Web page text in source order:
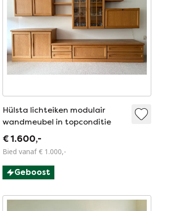
Hülsta lichteiken modulair
wandmeubel in topconditie
€ 1.600,-
Bied vanaf € 1.000,-
Geboost